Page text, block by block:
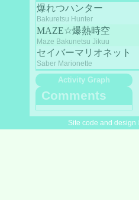
爆れつハンター
Bakuretsu Hunter
MAZE☆爆熱時空
Maze Bakunetsu Jikuu
セイバーマリオネット
Saber Marionette
Activity Graph
Comments
Site code and